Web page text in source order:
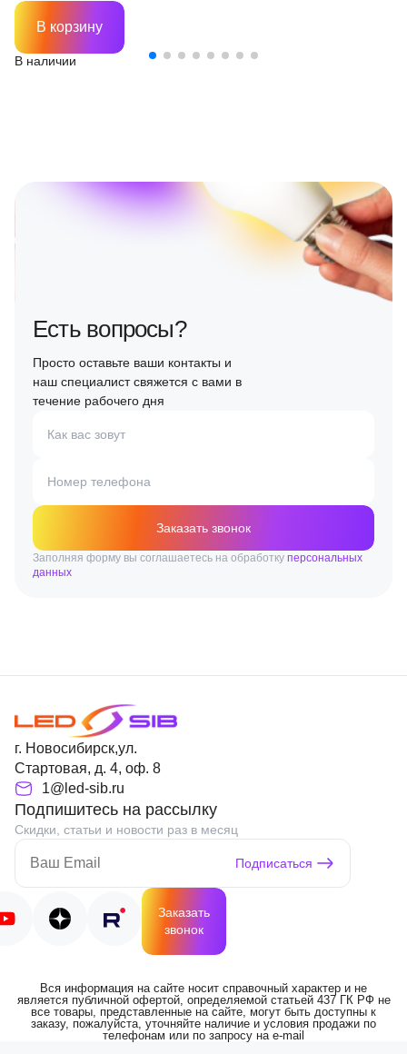
В наличии
В корзину
Есть вопросы?
Просто оставьте ваши контакты и
наш специалист свяжется с вами в
течение рабочего дня
Как вас зовут
Номер телефона
Заказать звонок
Заполняя форму вы соглашаетесь на обработку персональных
данных
г. Новосибирск,ул.
Стартовая, д. 4, оф. 8
1@led-sib.ru
Подпишитесь на рассылку
Скидки, статьи и новости раз в месяц
Подписаться
Заказать
звонок
Вся информация на сайте носит справочный характер и не
является публичной офертой, определяемой статьей 437 ГК РФ не
все товары, представленные на сайте, могут быть доступны к
заказу, пожалуйста, уточняйте наличие и условия продажи по
телефонам или по запросу на e-mail